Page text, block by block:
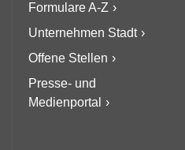
Formulare A-Z
Unternehmen Stadt
Offene Stellen
Presse- und
Medienportal